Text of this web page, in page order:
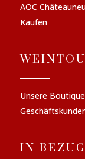
AOC
Kaufen
Unsere
IN